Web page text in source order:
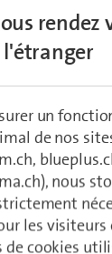
Lifetec AG
Dietikon
et gestion
rendez
l'étranger
un
de nos
nous
les visiteurs
de cookies